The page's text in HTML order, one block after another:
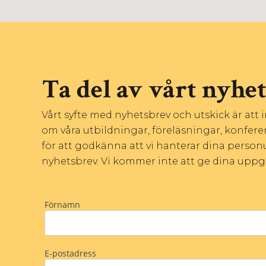
Ta del av vårt
Vårt syfte med nyhetsbrev och utskick är
om våra utbildningar, föreläsningar,
för att godkänna att vi hanterar dina
nyhetsbrev. Vi kommer inte att ge dina